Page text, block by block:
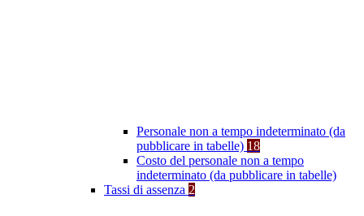
Personale non a tempo indeterminato (da
pubblicare in tabelle) 18
Costo del personale non a tempo
indeterminato (da pubblicare in tabelle)
Tassi di assenza 2